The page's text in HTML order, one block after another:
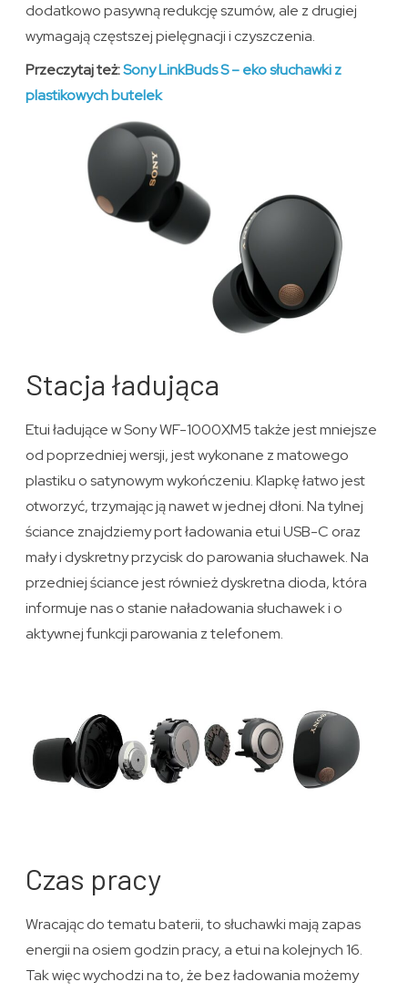
dodatkowo pasywną redukcję szumów, ale z drugiej
wymagają częstszej pielęgnacji i czyszczenia.
Przeczytaj też:Sony LinkBuds S – eko słuchawki z
plastikowych butelek
Stacja ładująca
Etui ładujące w Sony WF-1000XM5 także jest mniejsze
od poprzedniej wersji, jest wykonane z matowego
plastiku o satynowym wykończeniu. Klapkę łatwo jest
otworzyć, trzymając ją nawet w jednej dłoni. Na tylnej
ściance znajdziemy port ładowania etui USB-C oraz
mały i dyskretny przycisk do parowania słuchawek. Na
przedniej ściance jest również dyskretna dioda, która
informuje nas o stanie naładowania słuchawek i o
aktywnej funkcji parowania z telefonem.
Czas pracy
Wracając do tematu baterii, to słuchawki mają zapas
energii na osiem godzin pracy, a etui na kolejnych 16.
Tak więc wychodzi na to, że bez ładowania możemy